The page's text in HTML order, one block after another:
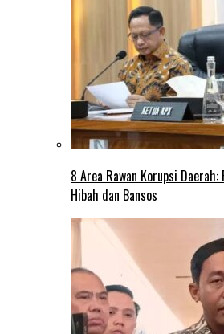
8 Area Rawan Korupsi
Hibah dan Bansos